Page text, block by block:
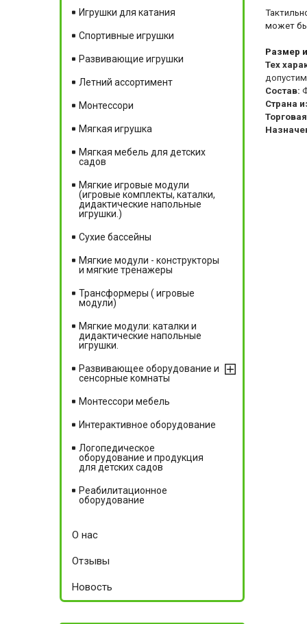
может
Размер
Тех
Состав:
Страна
Игрушки для катания
Спортивные игрушки
Развивающие игрушки
Летний ассортимент
Монтессори
Мягкая игрушка
Мягкая мебель для детских
садов
Мягкие игровые модули
(игровые комплекты, каталки,
дидактические напольные
игрушки.)
Сухие бассейны
Мягкие модули - конструкторы
и мягкие тренажеры
Трансформеры ( игровые
модули)
Мягкие модули: каталки и
дидактические напольные
игрушки.
Развивающее оборудование и
сенсорные комнаты
Монтессори мебель
Интерактивное оборудование
Логопедическое
оборудование и продукция
для детских садов
Реабилитационное
оборудование
О нас
Отзывы
Новость